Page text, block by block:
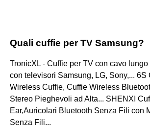
Quali cuffie per TV Samsung?
TronicXL - Cuffie per TV con cavo
con televisori Samsung, LG, Sony,... 6S
Wireless Cuffie, Cuffie Wireless
Stereo Pieghevoli ad Alta... SHENXI
Ear,Auricolari Bluetooth Senza Fili con
Senza Fili...